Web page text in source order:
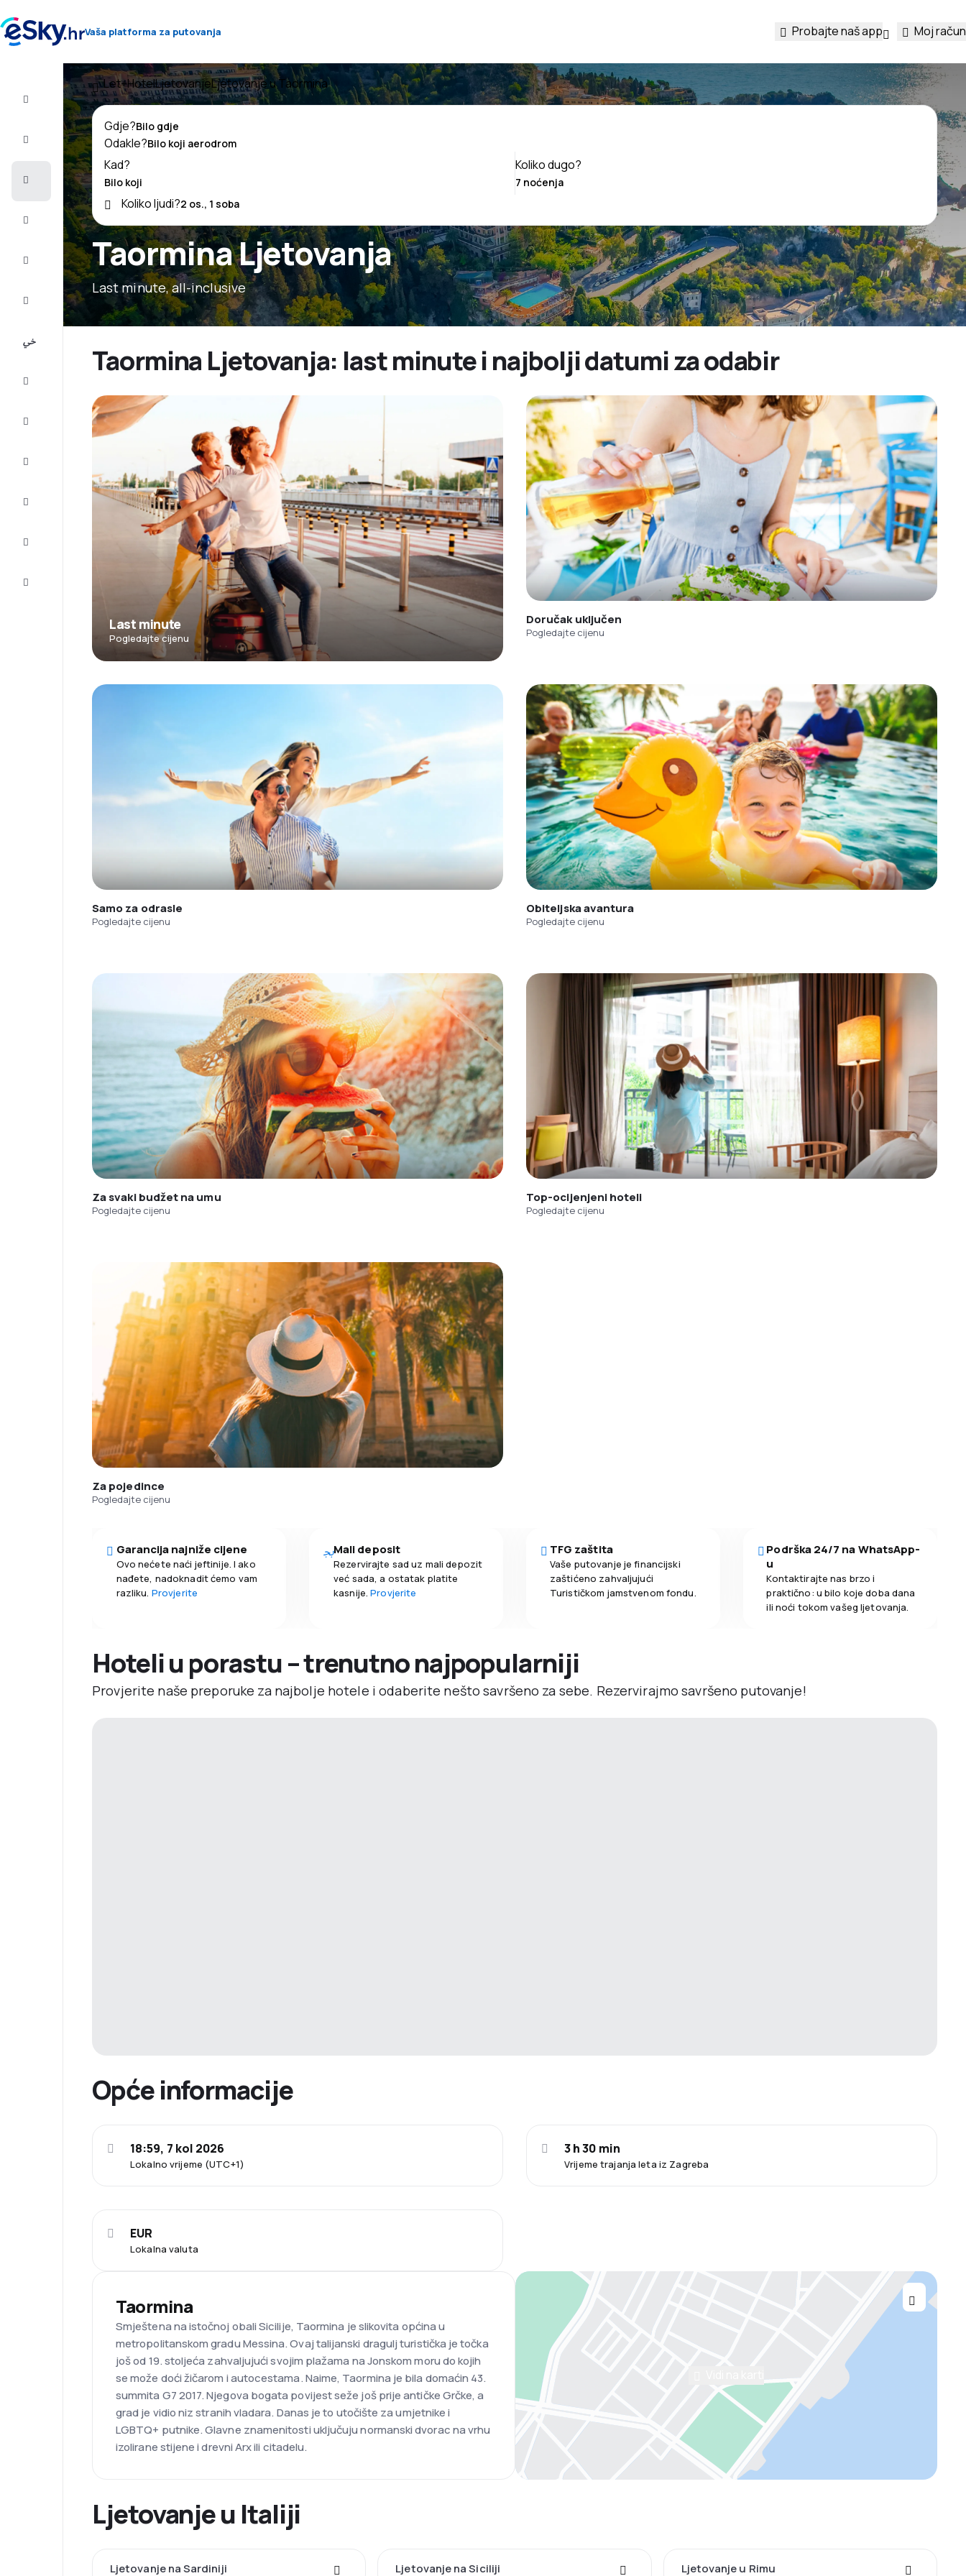
Vaša platforma za putovanja Probajte naš app Moj račun
Let+Hotel
Ljetovanje
2026/27
Let+HotelLjetovanjeLjetovanje u Taormina
Taormina Ljetovanja
Last minute, all-inclusive
Gdje?
Odakle?
Kad?
Koliko dugo?
Koliko ljudi?
Taormina Ljetovanja: last minute i najbolji datumi za odabir
Last minute
Pogledajte cijenu
Doručak uključen
Pogledajte cijenu
Samo za odrasle
Pogledajte cijenu
Obiteljska avantura
Pogledajte cijenu
Za svaki budžet na umu
Pogledajte cijenu
Top-ocijenjeni hoteli
Pogledajte cijenu
Za pojedince
Pogledajte cijenu
Garancija najniže cijene
Ovo nećete naći jeftinije. I ako
nađete, nadoknadit ćemo vam
razliku. Provjerite
Mali deposit
Rezervirajte sad uz mali depozit
već sada, a ostatak platite
kasnije.Provjerite
TFG zaštita
Vaše putovanje je financijski
zaštićeno zahvaljujući
Turističkom jamstvenom fondu.
Podrška 24/7 na WhatsApp-
u
Kontaktirajte nas brzo i
praktično: u bilo koje doba dana
ili noći tokom vašeg ljetovanja.
Hoteli u porastu – trenutno najpopularniji
Provjerite naše preporuke za najbolje hotele i odaberite nešto savršeno za sebe. Rezervirajmo savršeno putovanje!
Opće informacije
Lokalno vrijeme (UTC+1)
18:59, 7 kol 2026
Vrijeme trajanja leta iz Zagreba
3 h 30 min
Lokalna valuta
EUR
Taormina
Smještena na istočnoj obali Sicilije, Taormina je slikovita općina u
metropolitanskom gradu Messina. Ovaj talijanski dragulj turistička je točka
još od 19. stoljeća zahvaljujući svojim plažama na Jonskom moru do kojih
se može doći žičarom i autocestama. Naime, Taormina je bila domaćin 43.
summita G7 2017. Njegova bogata povijest seže još prije antičke Grčke, a
grad je vidio niz stranih vladara. Danas je to utočište za umjetnike i
LGBTQ+ putnike. Glavne znamenitosti uključuju normanski dvorac na vrhu
izolirane stijene i drevni Arx ili citadelu.
Ljetovanje u Italiji
Ljetovanje na Sardiniji Ljetovanje na Siciliji Ljetovanje u Rimu